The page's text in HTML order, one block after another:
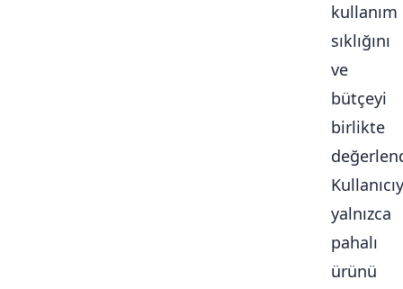
kullanım
sıklığını
ve
bütçeyi
birlikte
yalnızca
pahalı
ürünü